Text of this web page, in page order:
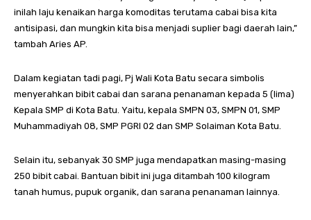
inilah laju kenaikan harga komoditas terutama cabai bisa kita
antisipasi, dan mungkin kita bisa menjadi suplier bagi daerah lain,”
tambah Aries AP.
Dalam kegiatan tadi pagi, Pj Wali Kota Batu secara simbolis
menyerahkan bibit cabai dan sarana penanaman kepada 5 (lima)
Kepala SMP di Kota Batu. Yaitu, kepala SMPN 03, SMPN 01, SMP
Muhammadiyah 08, SMP PGRI 02 dan SMP Solaiman Kota Batu.
Selain itu, sebanyak 30 SMP juga mendapatkan masing-masing
250 bibit cabai. Bantuan bibit ini juga ditambah 100 kilogram
tanah humus, pupuk organik, dan sarana penanaman lainnya.